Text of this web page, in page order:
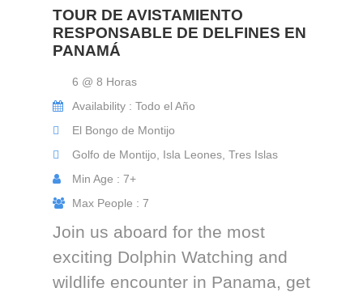
TOUR DE AVISTAMIENTO
RESPONSABLE DE DELFINES EN
PANAMÁ
6 @ 8 Horas
Availability : Todo el Año
El Bongo de Montijo
Golfo de Montijo, Isla Leones, Tres Islas
Min Age : 7+
Max People : 7
Join us aboard for the most
exciting Dolphin Watching and
wildlife encounter in Panama, get